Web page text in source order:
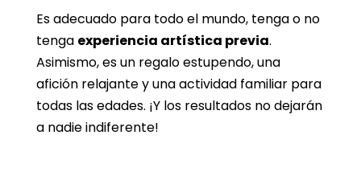
Es adecuado para todo el mundo, tenga o no
tenga experiencia artística previa.
Asimismo, es un regalo estupendo, una
afición relajante y una actividad familiar para
todas las edades. ¡Y los resultados no dejarán
a nadie indiferente!